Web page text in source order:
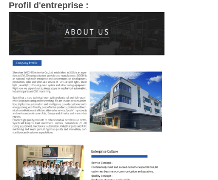
Profil d'entreprise :